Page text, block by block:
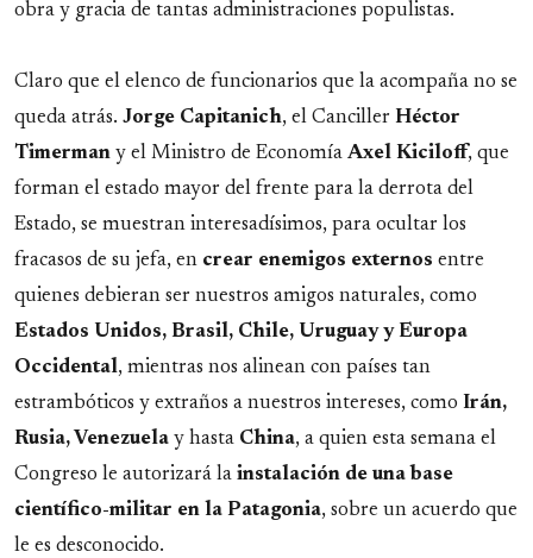
obra y gracia de tantas administraciones populistas.
Claro que el elenco de funcionarios que la acompaña no se
queda atrás. Jorge Capitanich, el Canciller Héctor
Timerman y el Ministro de Economía Axel Kiciloff, que
forman el estado mayor del frente para la derrota del
Estado, se muestran interesadísimos, para ocultar los
fracasos de su jefa, en crear enemigos externos entre
quienes debieran ser nuestros amigos naturales, como
Estados Unidos, Brasil, Chile, Uruguay y Europa
Occidental, mientras nos alinean con países tan
estrambóticos y extraños a nuestros intereses, como Irán,
Rusia, Venezuela y hasta China, a quien esta semana el
Congreso le autorizará la instalación de una base
científico-militar en la Patagonia, sobre un acuerdo que
le es desconocido.